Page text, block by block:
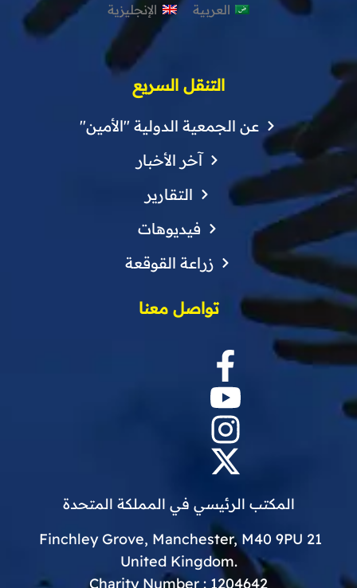
العربية الإنجليزية
التنقل السريع
عن الجمعية الدولية "الأمين"
آخر الأخبار
التقارير
فيديوهات
زراعة القوقعة
تواصل معنا
المكتب الرئيسي في المملكة المتحدة
21 Finchley Grove, Manchester, M40 9PU
.United Kingdom
Charity Number : 1204642